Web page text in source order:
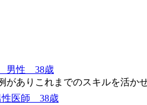
男性 38歳
がありこれまでのスキルを活か
性医師 38歳